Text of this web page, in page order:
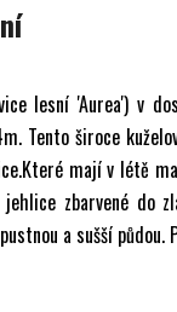
lesní 'Aurea') v
Tento široce
mají v létě
zbarvené do
a sušší